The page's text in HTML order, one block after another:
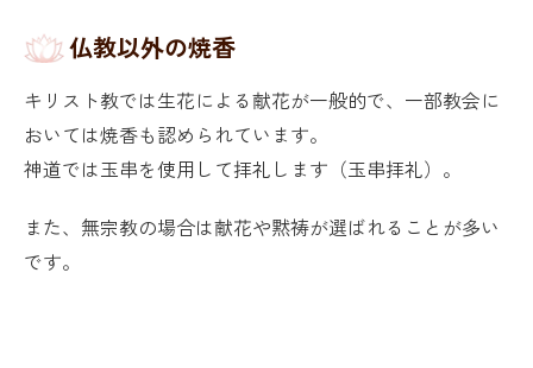
仏教以外の焼香
キリスト教では生花による献花が一般的で、一部教会に
おいては焼香も認められています。
神道では玉串を使用して拝礼します（玉串拝礼）。
また、無宗教の場合は献花や黙祷が選ばれることが多い
です。